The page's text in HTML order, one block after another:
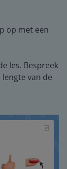
op met een
les. Bespreek
van de